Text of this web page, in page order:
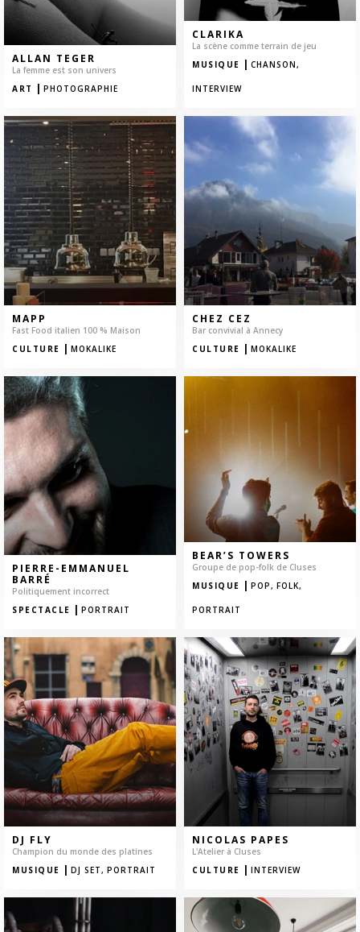
ALLAN TEGER
La femme est son univers
ART
| PHOTOGRAPHIE
CLARIKA
La scène comme terrain de jeu
MUSIQUE | CHANSON,
INTERVIEW
MAPP
Fast Food italien 100 % Maison
CULTURE
MOKALIKE
CHEZ CEZ
Bar convivial à Annecy
CULTURE
MOKALIKE
PIERRE-EMMANUEL
BARRÉ
Politiquement incorrect
SPECTACLE | PORTRAIT
BEAR’S TOWERS
Groupe de pop-folk de Cluses
MUSIQUE | POP, FOLK,
PORTRAIT
DJ FLY
Champion du monde des platines
MUSIQUE | DJ SET, PORTRAIT
NICOLAS PAPES
L'Atelier à Cluses
CULTURE | INTERVIEW